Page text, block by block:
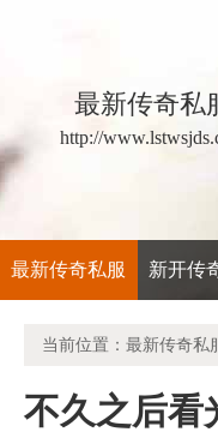
最新传奇私
http://
最新传奇私服 新开传
当前位置： 最新传奇私
不久之后看